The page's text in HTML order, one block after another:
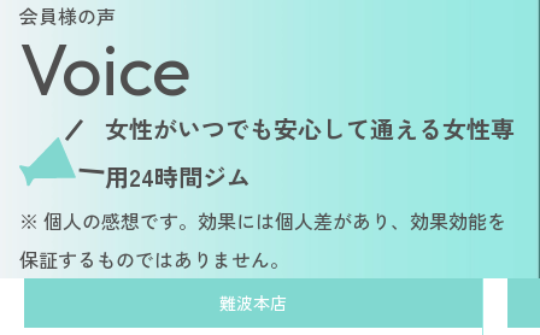
会員様の声
Voice
女性がいつでも安心して通える女性専
用24時間ジム
※ 個人の感想です。効果には個人差があり、効果効能を
保証するものではありません。
難波本店